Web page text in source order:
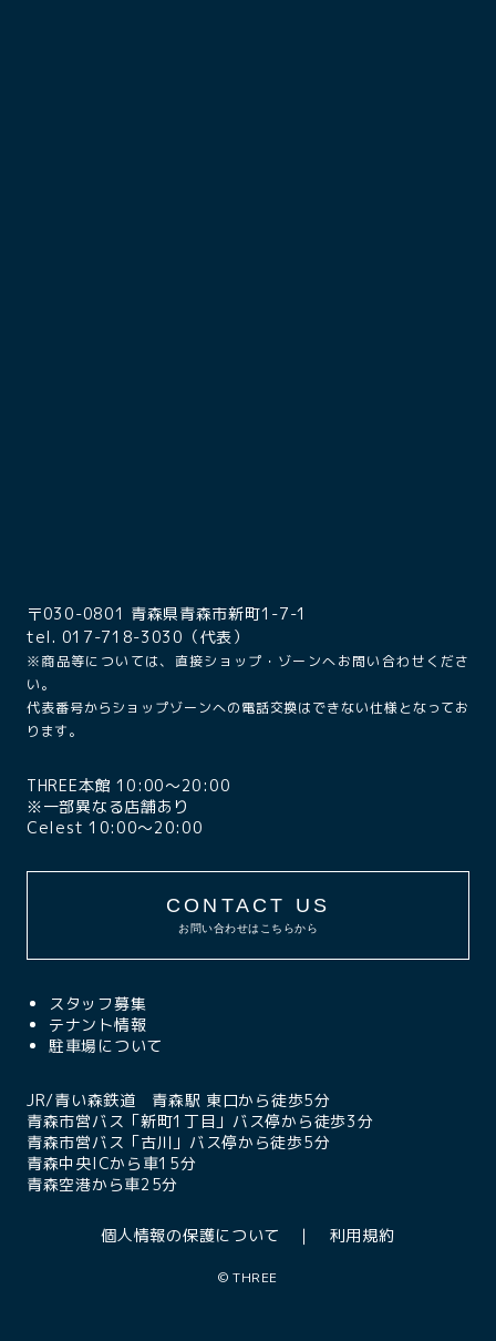
〒030-0801 青森県青森市新町1-7-1
tel. 017-718-3030（代表）
※商品等については、直接ショップ・ゾーンへお問い合わせくださ
い。
代表番号からショップゾーンへの電話交換はできない仕様となってお
ります。
THREE本館 10:00〜20:00
※一部異なる店舗あり
Celest 10:00〜20:00
CONTACT US
お問い合わせはこちらから
スタッフ募集
テナント情報
駐車場について
JR/青い森鉄道 青森駅 東口から徒歩5分
青森市営バス「新町1丁目」バス停から徒歩3分
青森市営バス「古川」バス停から徒歩5分
青森中央ICから車15分
青森空港から車25分
個人情報の保護について 利用規約
©THREE